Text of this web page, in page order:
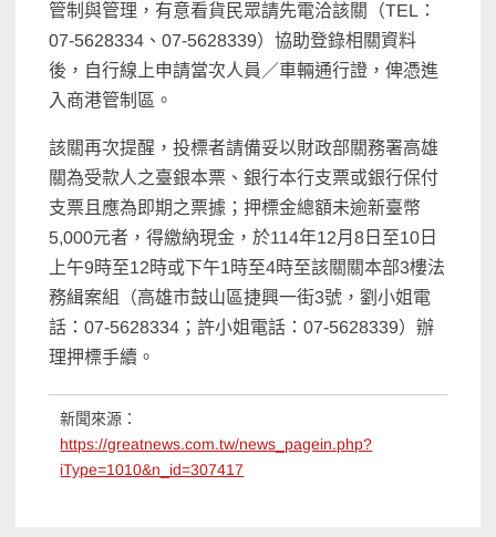
管制與管理，有意看貨民眾請先電洽該關（TEL：
07-5628334、07-5628339）協助登錄相關資料
後，自行線上申請當次人員／車輛通行證，俾憑進
入商港管制區。
該關再次提醒，投標者請備妥以財政部關務署高雄
關為受款人之臺銀本票、銀行本行支票或銀行保付
支票且應為即期之票據；押標金總額未逾新臺幣
5,000元者，得繳納現金，於114年12月8日至10日
上午9時至12時或下午1時至4時至該關關本部3樓法
務緝案組（高雄市鼓山區捷興一街3號，劉小姐電
話：07-5628334；許小姐電話：07-5628339）辦
理押標手續。
新聞來源：
https://greatnews.com.tw/news_pagein.php?
iType=1010&n_id=307417